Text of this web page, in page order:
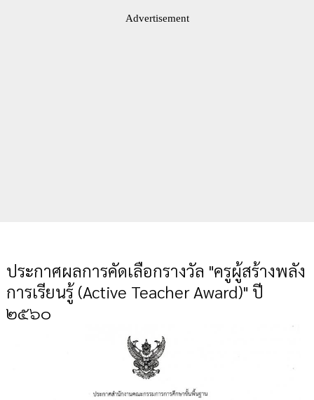
Advertisement
ประกาศผลการคัดเลือกรางวัล "ครูผู้สร้างพลัง
การเรียนรู้ (Active Teacher Award)" ปี
๒๕๖๐